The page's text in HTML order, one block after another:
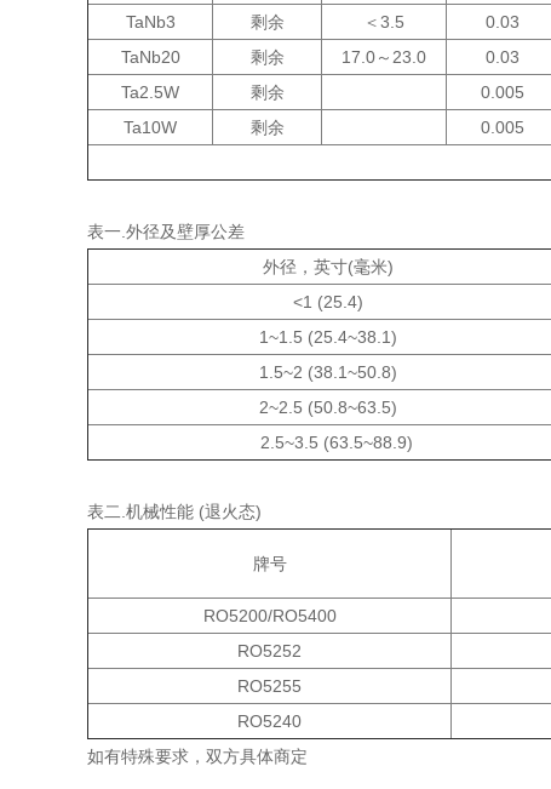
TaNb3
剩余 ＜3.5 0.03
TaNb20
剩余 17.0～ 23.0 0.03
Ta2.5W
剩余 0.005
Ta10W
剩余 0.005
表一.外径及壁厚公差
外径 ， 英寸(毫米)
<1 (25.4)
1~1.5 (25.4~38.1)
1.5~2 (38.1~50.8)
2~2.5 (50.8~63.5)
2.5~3.5 (63.5~88.9)
表二.机械性能 (退火态)
牌号
RO5200/RO5400
RO5252
RO5255
RO5240
如有特殊要求，双方具体商定